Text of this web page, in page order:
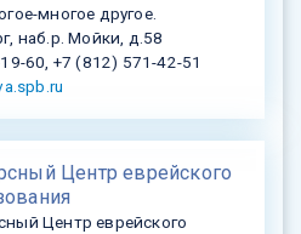
многое другое.
наб.р. Мойки, д.58
60, +7 (812) 571-42-51
Центр еврейского
Центр еврейского